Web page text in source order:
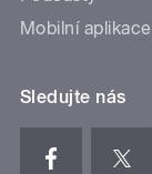
Mobilní aplikace
Sledujte nás